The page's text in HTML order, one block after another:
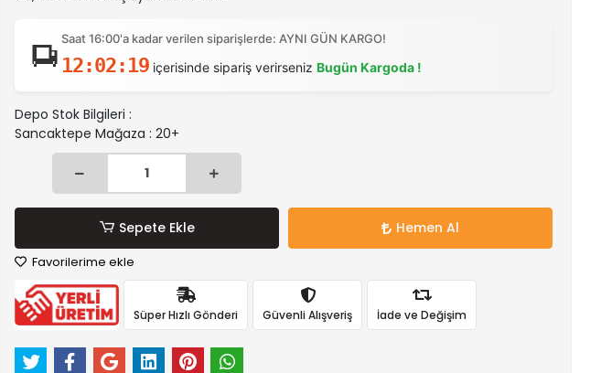
Saat 16:00'a kadar verilen siparişlerde: AYNI GÜN KARGO!
12:02:18 içerisinde sipariş verirseniz Bugün Kargoda !
Depo Stok Bilgileri :
Sancaktepe Mağaza : 20+
Sepete Ekle Hemen Al
Favorilerime ekle
Süper Hızlı Gönderi Güvenli Alışveriş İade ve Değişim